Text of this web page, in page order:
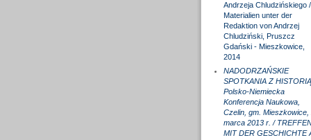
Andrzeja Chludzińskiego /
Materialien unter der
Redaktion von Andrzej
Chludziński, Pruszcz
Gdański - Mieszkowice,
2014
NADODRZAŃSKIE
SPOTKANIA Z HISTORIĄ.
Polsko-Niemiecka
Konferencja Naukowa,
Czelin, gm. Mieszkowice,
marca 2013 r. /
MIT DER GESCHICHTE